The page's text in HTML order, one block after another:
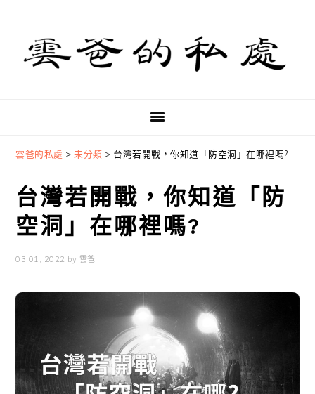
primary
navigation
content
primary
sidebar
雲爸的私處 >未分類 > 台灣若開戰，你知道「防空洞」在哪裡嗎?
台灣若開戰，你知道「防
空洞」在哪裡嗎?
03 01, 2022 by 雲爸